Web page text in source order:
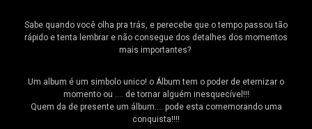
Sabe quando você olha pra trás, e perecebe que o tempo passou tão
rápido e tenta lembrar e não consegue dos detalhes dos momentos
mais importantes?
Um album é um simbolo unico! o Álbum tem o poder de eternizar o
momento ou …. de tornar alguém inesquecível!!!
Quem da de presente um álbum…. pode esta comemorando uma
conquista!!!!